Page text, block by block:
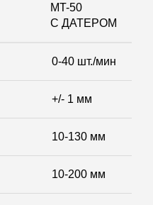
MT-50
С ДАТЕРОМ
0-40 шт./мин
+/- 1 мм
10-130 мм
10-200 мм